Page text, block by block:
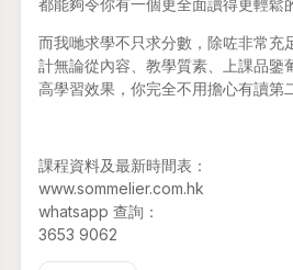
都能夠令你有一個更全面讀得更輕鬆
而我哋求學不只求分數，除咗非常充
計無論從內容、教學質素、上課品鑒
高學習效果，你完全不用擔心有讀第
課程資料及最新時間表：
www.sommelier.com.hk
whatsapp 查詢：
3653 9062